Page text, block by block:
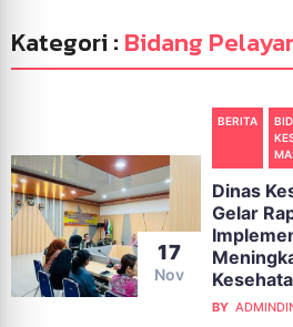
Kategori : Bidang
17
Nov
BERITA
Dinas
Gelar
BY